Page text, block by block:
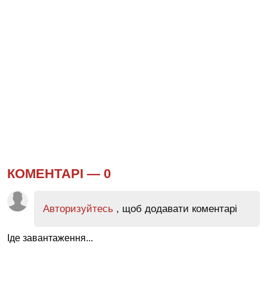
КОМЕНТАРІ — 0
Авторизуйтесь , щоб додавати коментарі
Іде завантаження...